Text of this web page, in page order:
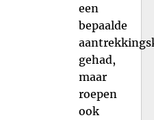
een
bepaalde
gehad,
maar
roepen
ook